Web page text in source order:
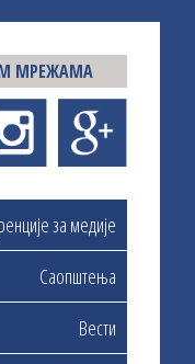
МРЕЖАМА
за медије
Саопштења
Вести